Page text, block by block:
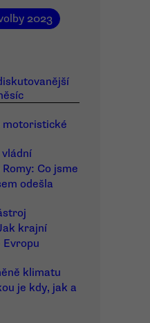
2023
motoristické
Co jsme
odešla
krajní
klimatu
je kdy, jak a